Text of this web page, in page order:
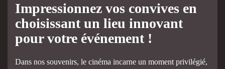
Impressionnez vos convives en
choisissant un lieu innovant
pour votre événement !
Dans nos souvenirs, le cinéma incarne un moment privilégié,